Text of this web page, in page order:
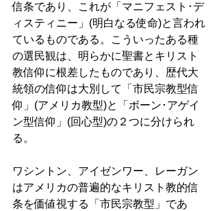
信条であり、これが「マニフェスト･デ
ィスティニー」(明白なる使命)と言われ
ているものである。こういったある種
の選民観は、明らかに聖書とキリスト
教信仰に根差したものであり、歴代大
統領の信仰は大別して「市民宗教型信
仰」(アメリカ教型)と「ボーン･アゲイ
ン型信仰」(回心型)の２つに分けられ
る。
ワシントン、アイゼンワー、レーガン
はアメリカの普遍的なキリスト教的信
条を価値視する「市民宗教型」であ